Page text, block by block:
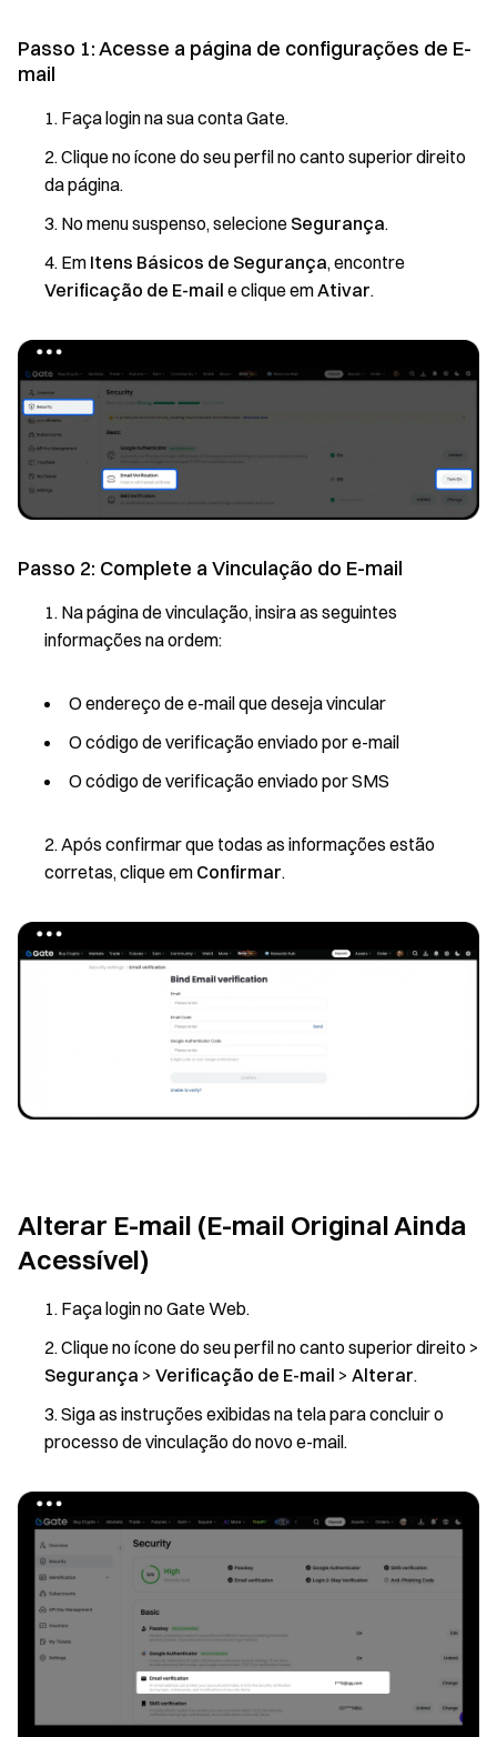
Passo 1: Acesse a página de configurações de E-
mail
Faça login na sua conta Gate.
Clique no ícone do seu perfil no canto superior direito
da página.
No menu suspenso, selecione Segurança.
Em Itens Básicos de Segurança, encontre
Verificação de E-mail e clique emAtivar.
Passo 2: Complete a Vinculação do E-mail
Na página de vinculação, insira as seguintes
informações na ordem:
O endereço de e-mail que deseja vincular
O código de verificação enviado por e-mail
O código de verificação enviado por SMS
Após confirmar que todas as informações estão
corretas, clique em Confirmar.
Alterar E-mail (E-mail Original Ainda
Acessível)
Faça login no Gate Web.
Clique no ícone do seu perfil no canto superior direito >
Segurança > Verificação de E-mail > Alterar.
Siga as instruções exibidas na tela para concluir o
processo de vinculação do novo e-mail.